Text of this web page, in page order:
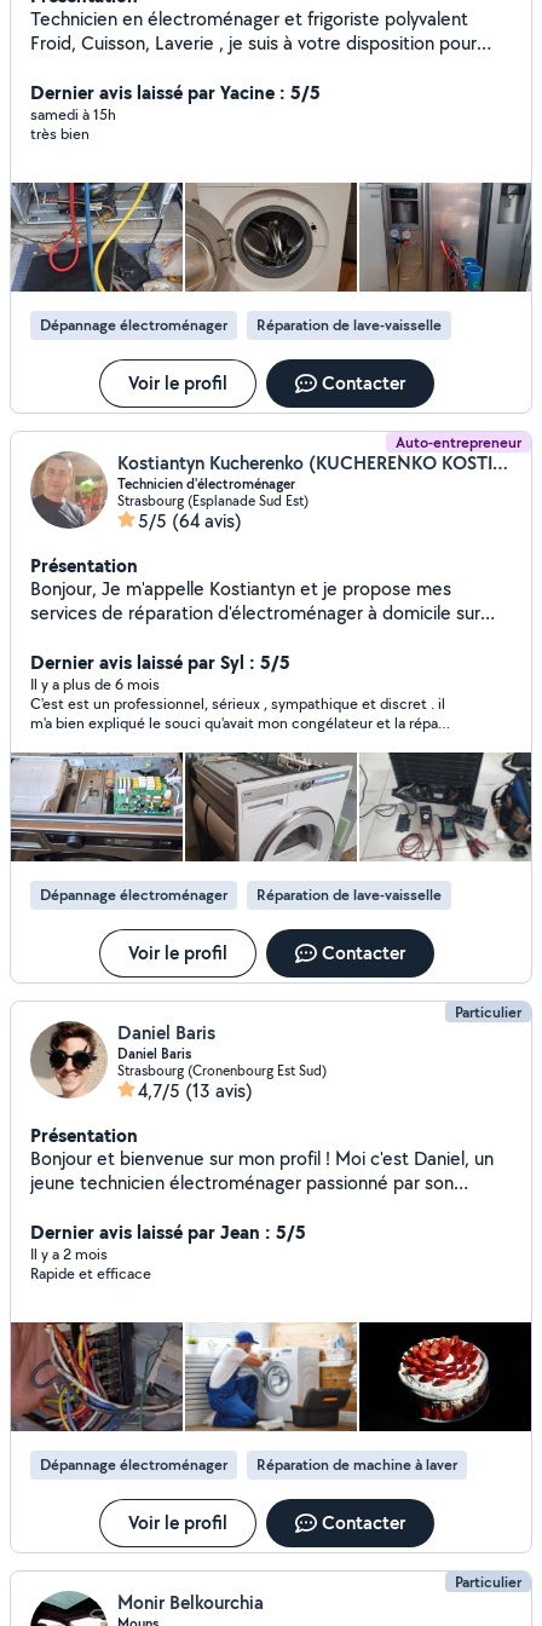
Technicien en électroménager et frigoriste polyvalent
Froid, Cuisson, Laverie , je suis à votre disposition pour
vaisselle , sèche linge, four , congélateur , réfrigérateur,
frigo américain, hotte de cuisine. recharge gaz
refrigerateur et froid commercial et climatisation
Dernier avis laissé par Yacine : 5/5
samedi à 15h
très bien
Dépannage électroménager Réparation de lave-vaisselle
Voir le profil Contacter
Auto-entrepreneur
Kostiantyn Kucherenko (KUCHERENKO KOSTIANTYN EI)
Technicien d'électroménager
Strasbourg (Esplanade Sud Est)
5/5 (64 avis)
Présentation
Bonjour, Je m'appelle Kostiantyn et je propose mes
services de réparation d'électroménager à domicile sur
d'expérience dans le dépannage et l'entretien des
machines à laver, lave-vaisselle, plaques de cuisson, fours
et autres appareils du quotidien. Fiable, ponctuel et
attentif, je m'efforce toujours de trouver une solution
rapide et adaptée, avec des explications claires sur la
panne et la réparation. N'hésitez pas à me contacter pour
un dépannage ou un conseil, je serai ravi de vous aider.
Dernier avis laissé par Syl : 5/5
Il y a plus de 6 mois
C'est est un professionnel, sérieux , sympathique et discret . il
m'a bien expliqué le souci qu'avait mon congélateur et la réparé
c'est adapté à mes impératifs. Les prix annoncés sont
raisonnables. Je le recommande vivement .
Dépannage électroménager Réparation de lave-vaisselle
Voir le profil Contacter
Particulier
Daniel Baris
Daniel Baris
Strasbourg (Cronenbourg Est Sud)
4,7/5 (13 avis)
Présentation
Bonjour et bienvenue sur mon profil ! Moi c'est Daniel, un
jeune technicien électroménager passionné par son
;)
Dernier avis laissé par Jean : 5/5
Il y a 2 mois
Rapide et efficace
Dépannage électroménager Réparation de machine à laver
Voir le profil Contacter
Particulier
Monir Belkourchia